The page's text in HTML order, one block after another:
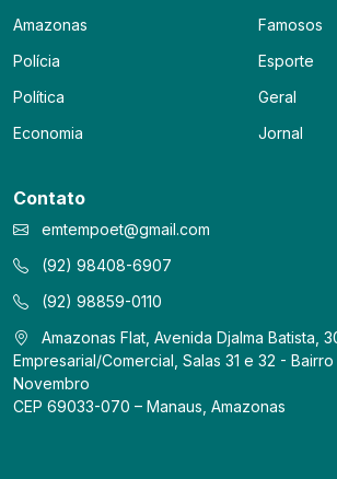
Amazonas
Polícia
Política
Economia
Famosos
Esporte
Geral
Jornal
Contato
emtempoet@gmail.com
(92) 98408-6907
(92) 98859-0110
Amazonas Flat, Avenida Djalma Batista,
Empresarial/Comercial, Salas 31 e 32 -
Novembro
CEP 69033-070 – Manaus, Amazonas